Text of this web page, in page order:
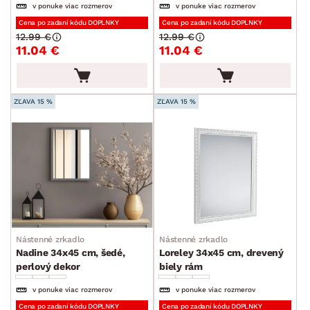
Stolové zrkadlá
Bytové dekorácie
Kvety a kvetináče
Vôňe do bytu
Stolovanie a varenie
Záhradné doplnky
Osvetlenie
Ukladanie a organizácia
Drobné bytové doplnky
Vianoce
Veľká noc
v ponuke viac rozmerov
Cena po zadaní kódu DOPLNKY
11.04 €
12.99 €
v ponuke viac rozmerov
Cena po zadaní kódu DOPLNKY
11.04 €
12.99 €
ZĽAVA 15 %
Nástenné zrkadlo
Nadine 34x45 cm, šedé,
perlový dekor
v ponuke viac rozmerov
Cena po zadaní kódu DOPLNKY
ZĽAVA 15 %
Nástenné zrkadlo
Loreley 34x45 cm, drevený
biely rám
v ponuke viac rozmerov
Cena po zadaní kódu DOPLNKY